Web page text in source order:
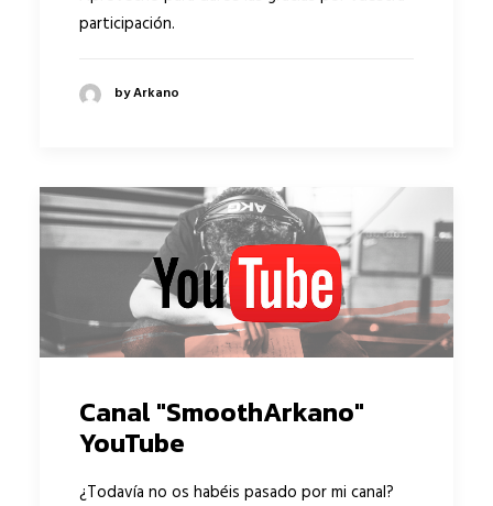
participación.
by Arkano
Canal "SmoothArkano"
YouTube
¿Todavía no os habéis pasado pormi canal?